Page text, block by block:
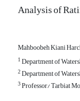
Analysis of
Mahboobeh Kiani
1Department of
2Department of
3Professor/ Tarbiat